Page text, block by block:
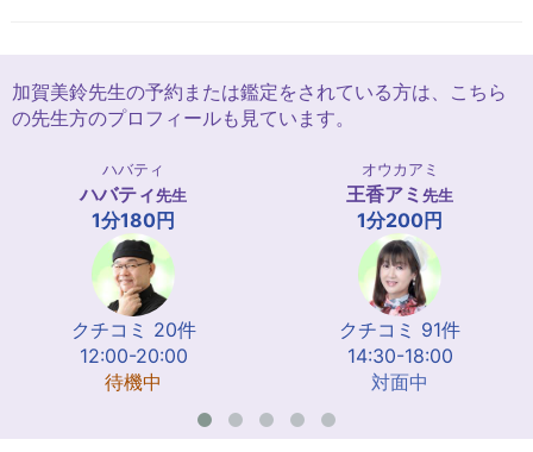
加賀美鈴先生の予約または鑑定をされている方は、こちら
の先生方のプロフィールも見ています。
ハバティ
ハバティ先生
1分180円
クチコミ 20件
12:00-20:00
待機中
オウカアミ
王香アミ 先生
1分200円
クチコミ 91件
14:30-18:00
対面中